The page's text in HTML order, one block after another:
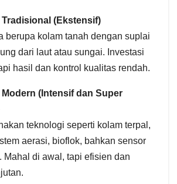
Tradisional (Ekstensif)
berupa kolam tanah dengan suplai
dari laut atau sungai. Investasi
hasil dan kontrol kualitas rendah.
Modern (Intensif dan Super
teknologi seperti kolam terpal,
aerasi, bioflok, bahkan sensor
Mahal di awal, tapi efisien dan